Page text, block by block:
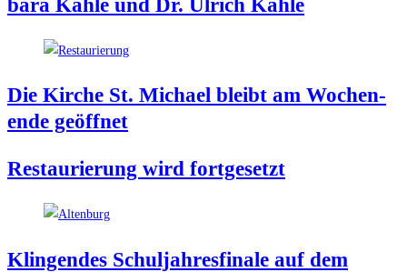
ba­ra Kah­le und Dr. Ulrich Kahle
Die Kir­che St. Micha­el bleibt am Wochen­
en­de geöffnet
Restau­rie­rung wird fortgesetzt
Klin­gen­des Schul­jah­res­fi­na­le auf dem